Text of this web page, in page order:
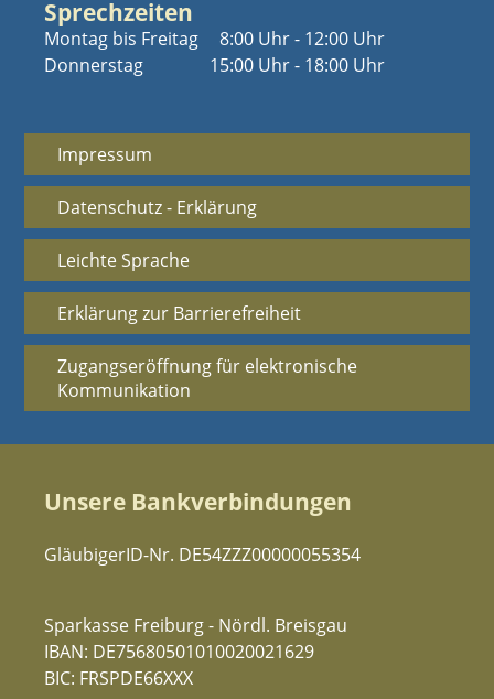
Sprechzeiten
Montag bis Freitag
Donnerstag
8:00 Uhr - 12:00 Uhr
15:00 Uhr - 18:00 Uhr
Impressum
Datenschutz - Erklärung
Leichte Sprache
Erklärung zur Barrierefreiheit
Zugangseröffnung für elektronische
Kommunikation
Unsere Bankverbindungen
GläubigerID-Nr. DE54ZZZ00000055354
Sparkasse Freiburg - Nördl. Breisgau
IBAN: DE75680501010020021629
BIC: FRSPDE66XXX